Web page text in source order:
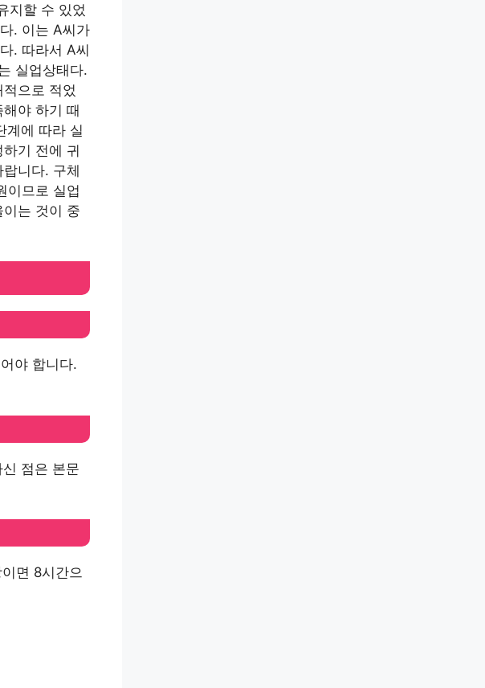
지할 수 있었
. 이는 A씨가
. 따라서 A씨
실업상태다.
으로 적었
야 하기 때
계에 따라 실
기 전에 귀
니다. 구체
이므로 실업
는 것이 중
야 합니다.
점은 본문
면 8시간으